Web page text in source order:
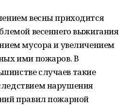
весны приходится
весеннего выжигания
мусора и увеличением
ими пожаров. В
случаев такие
нарушения
правил пожарной